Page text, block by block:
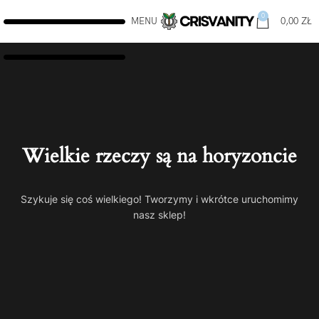
MENU 0 0,00 ZŁ
Wielkie rzeczy są na horyzoncie
Szykuje się coś wielkiego! Tworzymy i wkrótce uruchomimy
nasz sklep!